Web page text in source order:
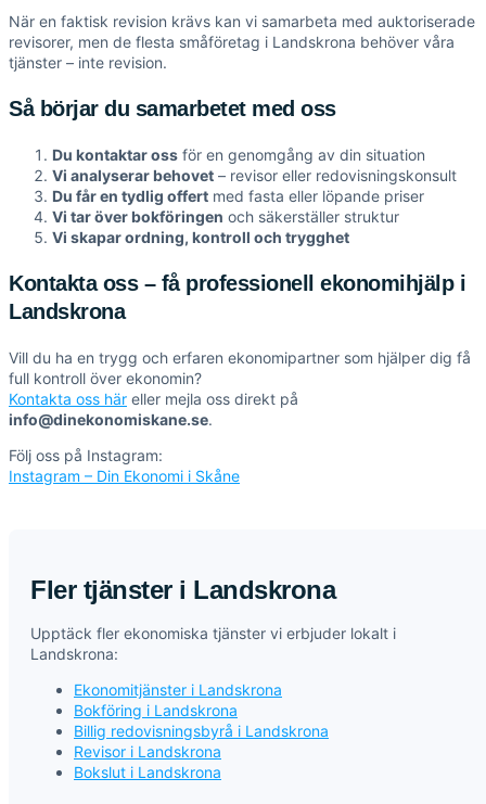
När en faktisk revision krävs kan vi samarbeta med auktoriserade
revisorer, men de flesta småföretag i Landskrona behöver våra
tjänster – inte revision.
Så börjar du samarbetet med oss
Du kontaktar oss för en genomgång av din situation
Vi analyserar behovet – revisor eller redovisningskonsult
Du får en tydlig offert med fasta eller löpande priser
Vi tar över bokföringen och säkerställer struktur
Vi skapar ordning, kontroll och trygghet
Kontakta oss – få professionell ekonomihjälp i
Landskrona
Vill du ha en trygg och erfaren ekonomipartner som hjälper dig få
full kontroll över ekonomin?
Kontakta oss här eller mejla oss direkt på
info@dinekonomiskane.se.
Följ oss på Instagram:
Instagram – Din Ekonomi i Skåne
Fler tjänster i Landskrona
Upptäck fler ekonomiska tjänster vi erbjuder lokalt i
Landskrona:
Ekonomitjänster i Landskrona
Bokföring i Landskrona
Billig redovisningsbyrå i Landskrona
Revisor i Landskrona
Bokslut i Landskrona